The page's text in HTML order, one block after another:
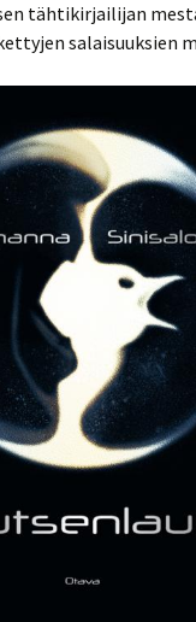
tähtikirjailijan
salaisuuksien